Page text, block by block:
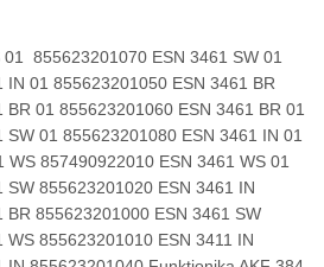
01 855623201070 ESN 3461 SW 01
IN 01 855623201050 ESN 3461 BR
BR 01 855623201060 ESN 3461 BR 01
SW 01 855623201080 ESN 3461 IN 01
WS 857490922010 ESN 3461 WS 01
SW 855623201020 ESN 3461 IN
BR 855623201000 ESN 3461 SW
855623201010 ESN 3411 IN